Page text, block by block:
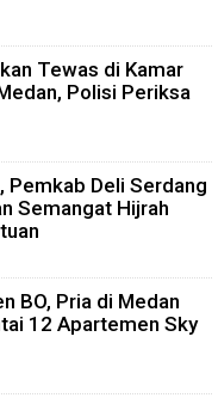
Tewas di Kamar
Polisi Periksa
Pemkab Deli Serdang
Semangat Hijrah
BO, Pria di Medan
12 Apartemen Sky